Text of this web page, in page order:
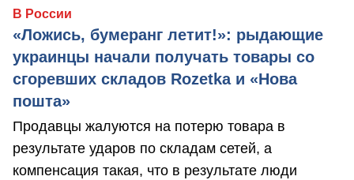
В России
«Ложись, бумеранг летит!»: рыдающие
украинцы начали получать товары со
сгоревших складов Rozetka и «Нова
пошта»
Продавцы жалуются на потерю товара в
результате ударов по складам сетей, а
компенсация такая, что в результате люди